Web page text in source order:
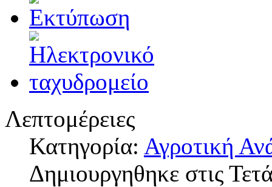
Λεπτομέρειες
Κατηγορία: Αγροτική
Δημιουργηθηκε στις